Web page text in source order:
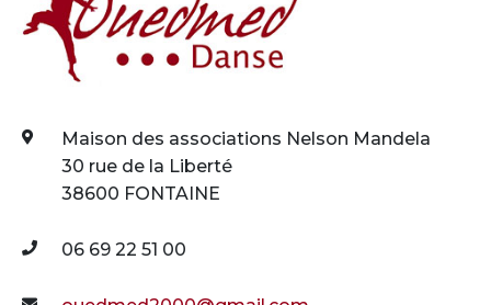
Maison des associations Nelson Mandela
30 rue de la Liberté
38600 FONTAINE
06 69 22 51 00